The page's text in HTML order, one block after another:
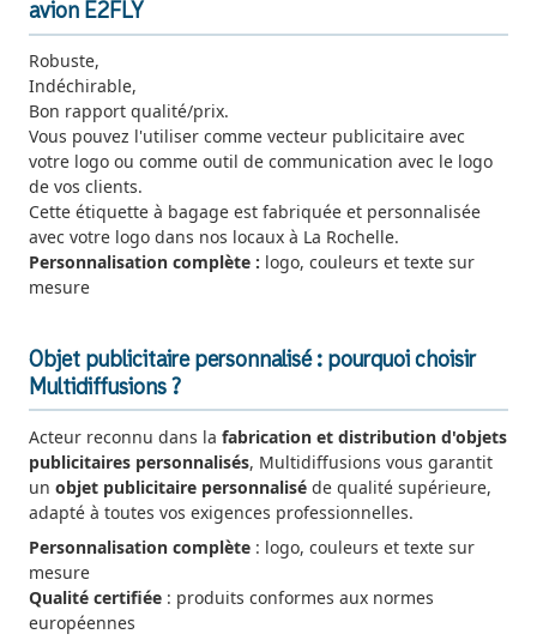
avion E2FLY
Robuste,
Indéchirable,
Bon rapport qualité/prix.
Vous pouvez l'utiliser comme vecteur publicitaire avec
votre logo ou comme outil de communication avec le logo
de vos clients.
Cette étiquette à bagage est fabriquée et personnalisée
avec votre logo dans nos locaux à La Rochelle.
Personnalisation complète : logo, couleurs et texte sur
mesure
Objet publicitaire personnalisé : pourquoi choisir
Multidiffusions ?
Acteur reconnu dans la fabrication et distribution d'objets
publicitaires personnalisés, Multidiffusions vous garantit
un objet publicitaire personnalisé de qualité supérieure,
adapté à toutes vos exigences professionnelles.
Personnalisation complète : logo, couleurs et texte sur
mesure
Qualité certifiée : produits conformes aux normes
européennes